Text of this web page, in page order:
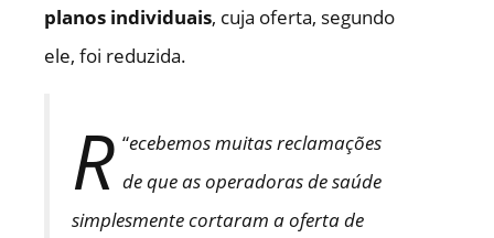
planos individuais, cuja oferta, segundo
ele, foi reduzida.
“
R ecebemos muitas reclamações
de que as operadoras de saúde
simplesmente cortaram a oferta de